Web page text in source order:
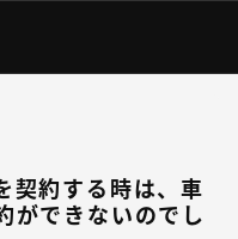
契約する時は、車
ができないのでし